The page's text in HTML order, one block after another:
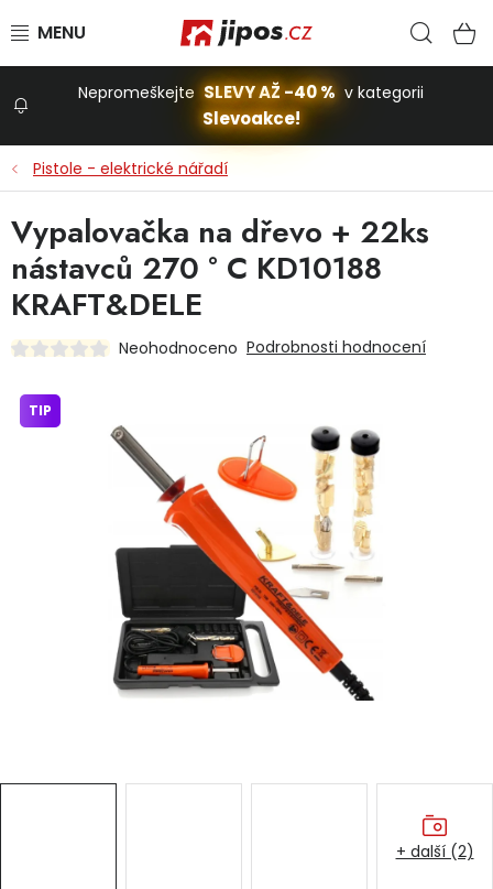
Stavba a dům
Dílna
Domácnost
Dětská hřiště
Autodoplňky
Vánoce
Nepromeškejte SLEVY AŽ -40 % v kategorii
Slevoakce!
Pistole - elektrické nářadí
Vypalovačka na dřevo + 22ks
nástavců 270 ° C KD10188
KRAFT&DELE
Neohodnoceno Podrobnosti hodnocení
TIP
+ další (2)